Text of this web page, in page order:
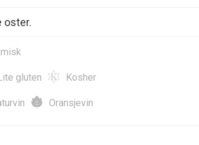
oster.
gluten Kosher
Oransjevin